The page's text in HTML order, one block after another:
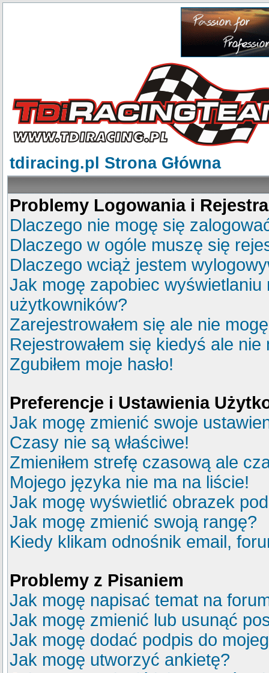
tdiracing.pl Strona Główna
Problemy Logowania i
Dlaczego nie mogę się
Dlaczego w ogóle muszę się
Dlaczego wciąż jestem
Jak mogę zapobiec
użytkowników?
Zarejestrowałem się ale nie
Rejestrowałem się kiedyś ale
Zgubiłem moje hasło!
Preferencje i Ustawienia
Jak mogę zmienić swoje
Czasy nie są właściwe!
Zmieniłem strefę czasową ale
Mojego języka nie ma na liście!
Jak mogę wyświetlić obrazek
Jak mogę zmienić swoją rangę?
Kiedy klikam odnośnik email,
Problemy z Pisaniem
Jak mogę napisać temat na
Jak mogę zmienić lub usunąć
Jak mogę dodać podpis do
Jak mogę utworzyć ankietę?